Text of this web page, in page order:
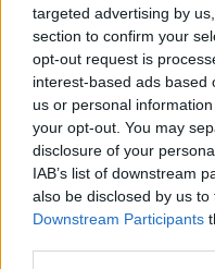
targeted advertising by
section to confirm your
opt-out request is
interest-based ads based
us or personal
your opt-out. You may
disclosure of your
IAB’s list of downstream
also be disclosed by us
Downstream Participants
Δε μας ειπατε με τι ρυθμο
το χρονο ή τον συνηθη 1
0 Reply
tsimuha
https://zen.yandex.ru/
tu160-tu22m3-i-tu214-